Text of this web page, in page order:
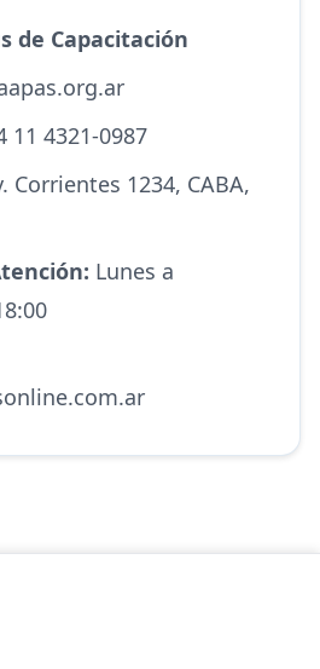
de Capacitación
11 4321-0987
Corrientes 1234, CABA,
Lunes a